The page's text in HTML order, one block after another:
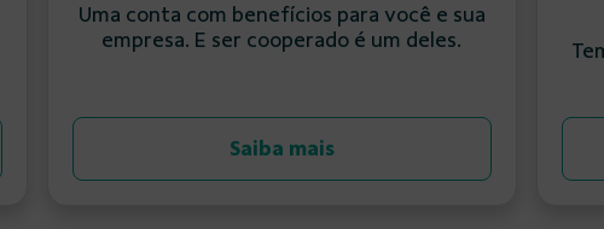
Uma conta com benefícios para você e sua
empresa. E ser cooperado é um deles.
Saiba mais